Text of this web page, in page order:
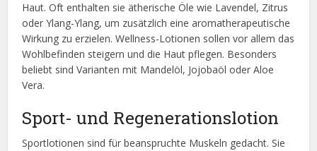
Haut. Oft enthalten sie ätherische Öle wie Lavendel, Zitrus
oder Ylang-Ylang, um zusätzlich eine aromatherapeutische
Wirkung zu erzielen. Wellness-Lotionen sollen vor allem das
Wohlbefinden steigern und die Haut pflegen. Besonders
beliebt sind Varianten mit Mandelöl, Jojobaöl oder Aloe
Vera.
Sport- und Regenerationslotion
Sportlotionen sind für beanspruchte Muskeln gedacht. Sie